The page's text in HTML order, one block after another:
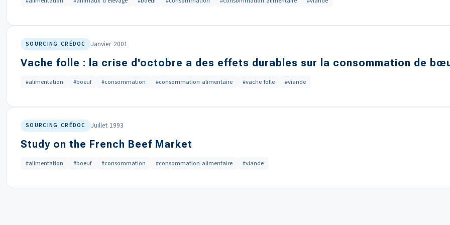
SOURCING CRÉDOC Janvier 2001
Vache folle : la crise d'octobre a des effets durables sur la consommation de
#alimentation #boeuf #consommation #consommation alimentaire #vache folle #viande
SOURCING CRÉDOC Juillet 1993
Study on the French Beef Market
#alimentation #boeuf #consommation #consommation alimentaire #viande